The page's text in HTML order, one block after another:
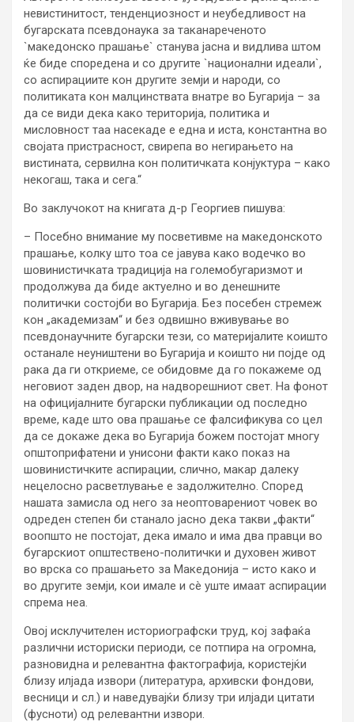
невистинитост, тенденциозност и неубедливост на
бугарската псевдонаука за таканареченото
`македонско прашање` станува јасна и видлива штом
ќе биде споредена и со другите `национални идеали`,
со аспирациите кон другите земји и народи, со
политиката кон малцинствата внатре во Бугарија – за
да се види дека како територија, политика и
мисловност таа насекаде е една и иста, константна во
својата пристрасност, свирепа во негирањето на
вистината, сервилна кон политичката конјуктура – како
некогаш, така и сега.“
Во заклучокот на книгата д-р Георгиев пишува:
– Посебно внимание му посветивме на македонското
прашање, колку што тоа се јавува како водечко во
шовинистичката традиција на големобугаризмот и
продолжува да биде актуелно и во денешните
политички состојби во Бугарија. Без посебен стремеж
кон „академизам“ и без одвишно вживување во
псевдонаучните бугарски тези, со материјалите коишто
останале неуништени во Бугарија и коишто ни појде од
рака да ги откриеме, се обидовме да го покажеме од
неговиот заден двор, на надворешниот свет. На фонот
на официјалните бугарски публикации од последно
време, каде што ова прашање се фалсификува со цел
да се докаже дека во Бугарија божем постојат многу
општоприфатени и унисони факти како показ на
шовинистичките аспирации, слично, макар далеку
нецелосно расветлување е задолжително. Според
нашата замисла од него за неоптоварениот човек во
одреден степен би станало јасно дека такви „факти“
воопшто не постојат, дека имало и има два правци во
бугарскиот општествено-политички и духовен живот
во врска со прашањето за Македонија – исто како и
во другите земји, кои имале и сè уште имаат аспирации
спрема неа.
Овој исклучителен историографски труд, кој зафаќа
различни историски периоди, се потпира на огромна,
разновидна и релевантна фактографија, користејќи
близу илјада извори (литература, архивски фондови,
весници и сл.) и наведувајќи близу три илјади цитати
(фусноти) од релевантни извори.